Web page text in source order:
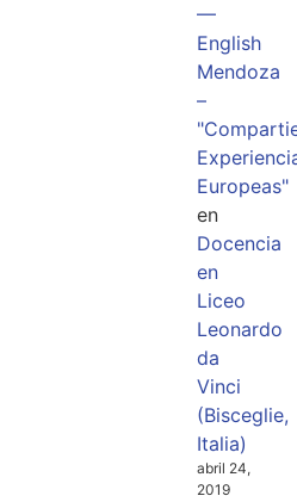
—
English
Mendoza
–
Europeas"
en
Docencia
en
Liceo
Leonardo
da
Vinci
(Bisceglie,
Italia)
abril 24,
2019